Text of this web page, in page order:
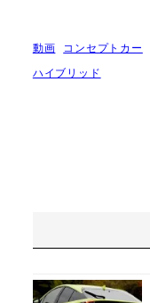
動画 コンセプトカー
ハイブリッド